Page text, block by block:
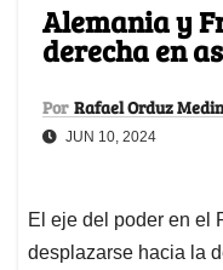
Alemania y
derecha en
Por Rafael Orduz
JUN 10, 2024
El eje del poder en el
desplazarse hacia la